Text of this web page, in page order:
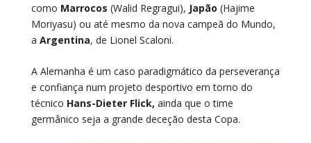
como Marrocos (Walid Regragui), Japão (Hajime
Moriyasu) ou até mesmo da nova campeã do Mundo,
a Argentina, de Lionel Scaloni.
A Alemanha é um caso paradigmático da perseverança
e confiança num projeto desportivo em torno do
técnico Hans-Dieter Flick, ainda que o time
germânico seja a grande deceção desta Copa.